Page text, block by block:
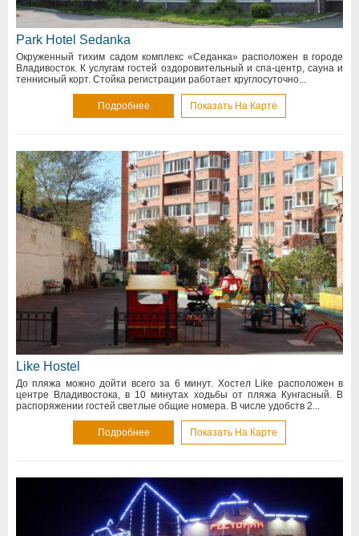
Park Hotel Sedanka
Окруженный тихим садом комплекс «Седанка» расположен в городе
Владивосток. К услугам гостей оздоровительный и спа-центр, сауна и
теннисный корт. Стойка регистрации работает круглосуточно...
Подробнее Показать На Карте
Like Hostel
До пляжа можно дойти всего за 6 минут. Хостел Like расположен в
центре Владивостока, в 10 минутах ходьбы от пляжа Кунгасный. В
распоряжении гостей светлые общие номера. В числе удобств 2...
Подробнее Показать На Карте